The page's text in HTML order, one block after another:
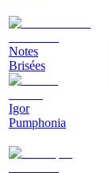
Notes
Brisées
Igor
Pumphonia